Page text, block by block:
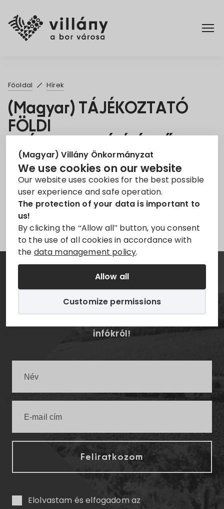
(Magyar) Villány Önkormányzat
We use cookies on our website
Our website uses cookies for the best possible
user experience and safe operation.
The protection of your data is important to
us!
By clicking the “Allow all” button, you consent
to the use of all cookies in accordance with
the data management policy.
Allow all
Customize permissions
Rendelettár
Főoldal Hírek
(Magyar) TÁJÉKOZTATÓ
FÖLDI
22. May 2023
Sorry, this entry is only available in Magyar
Hírlevél
infókról!
Elolvastam és elfogadom az